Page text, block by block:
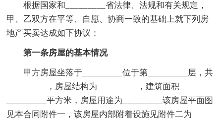
根据国家和_________省法律、法规和有关规定，
甲、乙双方在平等、自愿、协商一致的基础上就下列房
地产买卖达成如下协议：
第一条房屋的基本情况
甲方房屋坐落于_________位于第_________层，共
_________，房屋结构为_________，建筑面积
_________平方米，房屋用途为_________该房屋平面图
见本合同附件一，该房屋内部附着设施见附件二为